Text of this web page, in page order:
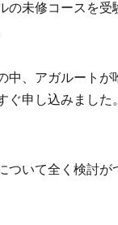
の未修コースを
中、アガルート
ぐ申し込みまし
ついて全く検討